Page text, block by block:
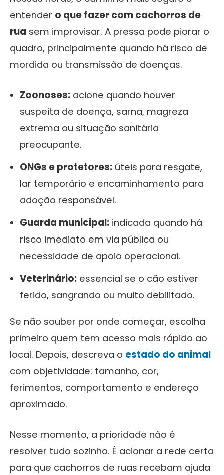
entender o que fazer com cachorros de
rua sem improvisar. A pressa pode piorar o
quadro, principalmente quando há risco de
mordida ou transmissão de doenças.
Zoonoses: acione quando houver
suspeita de doença, sarna, magreza
extrema ou situação sanitária
preocupante.
ONGs e protetores: úteis para resgate,
lar temporário e encaminhamento para
adoção responsável.
Guarda municipal: indicada quando há
risco imediato em via pública ou
necessidade de apoio operacional.
Veterinário: essencial se o cão estiver
ferido, sangrando ou muito debilitado.
Se não souber por onde começar, escolha
primeiro quem tem acesso mais rápido ao
local. Depois, descreva o estado do animal
com objetividade: tamanho, cor,
ferimentos, comportamento e endereço
aproximado.
Nesse momento, a prioridade não é
resolver tudo sozinho. É acionar a rede certa
para que cachorros de ruas recebam ajuda